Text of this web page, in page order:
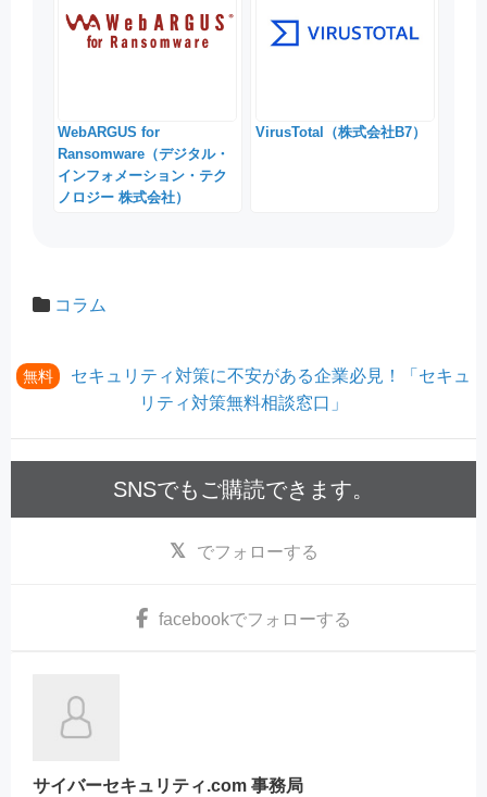
WebARGUS for
Ransomware（デジタル・
インフォメーション・テク
ノロジー 株式会社）
VirusTotal（株式会社B7）
コラム
無料
セキュリティ対策に不安がある企業必見！「セキュ
リティ対策無料相談窓口」
SNSでもご購読できます。
でフォローする
facebookでフォローする
サイバーセキュリティ.com 事務局